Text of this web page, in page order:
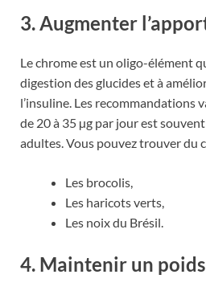
3. Augmenter
Le chrome est un oligo-élément
digestion des glucides et à
l’insuline. Les recommandations
de 20 à 35 µg par jour est
adultes. Vous pouvez trouver du
Les brocolis,
Les haricots verts,
Les noix du Brésil.
4. Maintenir un